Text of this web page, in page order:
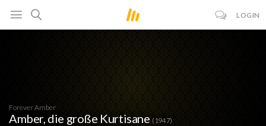
LOGIN
Forever Amber
Amber, die große Kurtisane (1947)